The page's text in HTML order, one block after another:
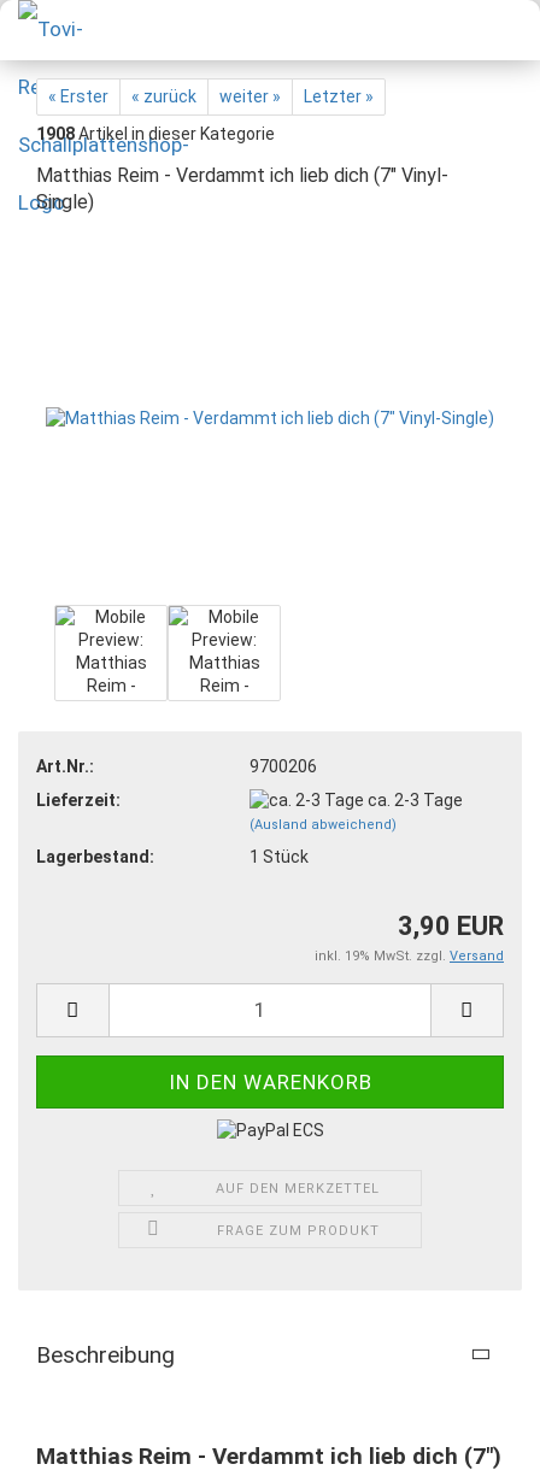
« Erster « zurück weiter »
Letzter »
1908Artikel in dieser Kategorie
Matthias Reim - Verdammt ich lieb dich (7" Vinyl-
Single)
Art.Nr.:
9700206
Lieferzeit:
ca. 2-3 Tage
(Ausland abweichend)
Lagerbestand: 1 Stück
3,90 EUR
inkl. 19% MwSt. zzgl. Versand
AUF DEN MERKZETTEL
FRAGE ZUM PRODUKT
Beschreibung
Matthias Reim - Verdammt ich lieb dich (7")